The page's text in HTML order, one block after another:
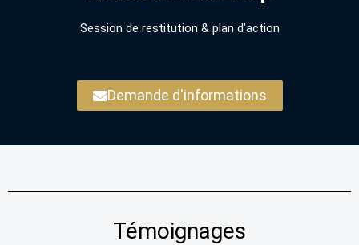
Session de restitution & plan d’action
Demande d'informations
Témoignages